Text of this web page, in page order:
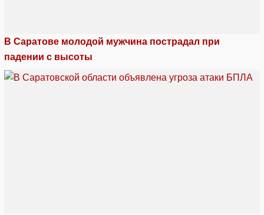
В Саратове молодой мужчина пострадал при
падении с высоты